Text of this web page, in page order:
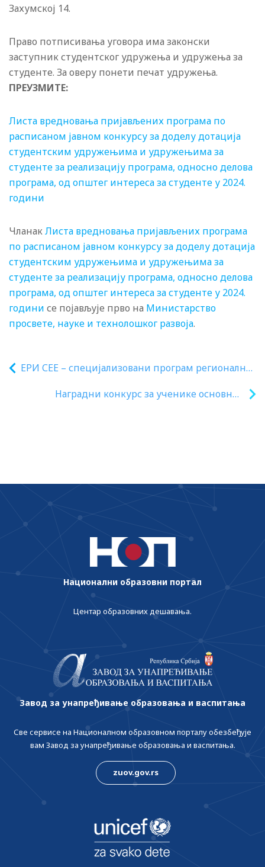
Захумској 14.
Право потписивања уговора има законски
заступник студентског удружења и удружења за
студенте. За оверу понети печат удружења.
ПРЕУЗМИТЕ:
Листа вредновања пријављених програма по
расписаном јавном конкурсу за доделу дотација
студентским удружењима и удружењима за
студенте за реализацију програма, односно делова
програма, од општег интереса за студенте у 2024.
години
ЧланакЛиста вредновања пријављених програма
по расписаном јавном конкурсу за доделу дотација
студентским удружењима и удружењима за
студенте за реализацију програма, односно делова
програма, од општег интереса за студенте у 2024.
години се појављује прво на Министарство
просвете, науке и технолошког развоја.
ЕРИ СЕЕ – специјализовани програм регионалне
Наградни конкурс за ученике основних
Национални образовни портал
Центар образовних дешавања.
Завод за унапређивање образовања и васпитања
Све сервисе на Националном образовном порталу обезбеђује
вам Завод за унапређивање образовања и васпитања.
zuov.gov.rs